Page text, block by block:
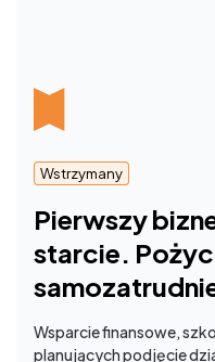
Wstrzymany
Pierwszy
starcie.
Wsparcie finansowe,
planujących podjęcie